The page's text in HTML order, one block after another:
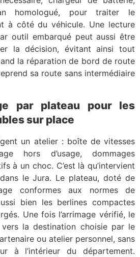
homologué, pour traiter le
à côté du véhicule. Une lecture
outil embarqué peut aussi être
la décision, évitant ainsi tout
la réparation de bord de route
sa route sans intermédiaire
par plateau pour les
sur place
un atelier : boîte de vitesses
hors d’usage, dommages
à un choc. C’est là qu’intervient
le Jura. Le plateau, doté de
conformes aux normes de
bien les berlines compactes
Une fois l’arrimage vérifié, le
la destination choisie par le
ou atelier personnel, sans
à l’intérieur du département.